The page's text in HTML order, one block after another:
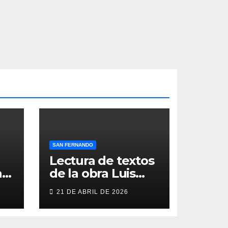
SAN FERNANDO
Lectura de textos
de la obra Luis
Berenguer en la
Galería ERA
21 DE ABRIL DE 2026